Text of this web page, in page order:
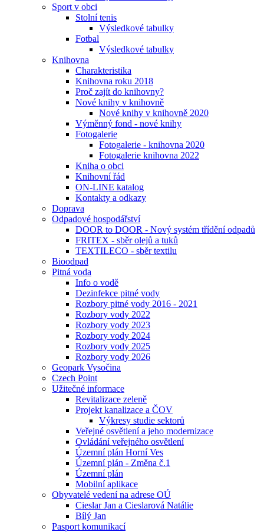
Sport v obci
Stolní tenis
Výsledkové tabulky
Fotbal
Výsledkové tabulky
Knihovna
Charakteristika
Knihovna roku 2018
Proč zajít do knihovny?
Nové knihy v knihovně
Nové knihy v knihovně 2020
Výměnný fond - nové knihy
Fotogalerie
Fotogalerie - knihovna 2020
Fotogalerie knihovna 2022
Kniha o obci
Knihovní řád
ON-LINE katalog
Kontakty a odkazy
Doprava
Odpadové hospodářství
DOOR to DOOR - Nový systém třídění odpadů
FRITEX - sběr olejů a tuků
TEXTILECO - sběr textilu
Bioodpad
Pitná voda
Info o vodě
Dezinfekce pitné vody
Rozbory pitné vody 2016 - 2021
Rozbory vody 2022
Rozbory vody 2023
Rozbory vody 2024
Rozbory vody 2025
Rozbory vody 2026
Geopark Vysočina
Czech Point
Užitečné informace
Revitalizace zeleně
Projekt kanalizace a ČOV
Výkresy studie sektorů
Veřejné osvětlení a jeho modernizace
Ovládání veřejného osvětlení
Územní plán Horní Ves
Územní plán - Změna č.1
Územní plán
Mobilní aplikace
Obyvatelé vedení na adrese OÚ
Cieslar Jan a Cieslarová Natálie
Bílý Jan
Pasport komunikací